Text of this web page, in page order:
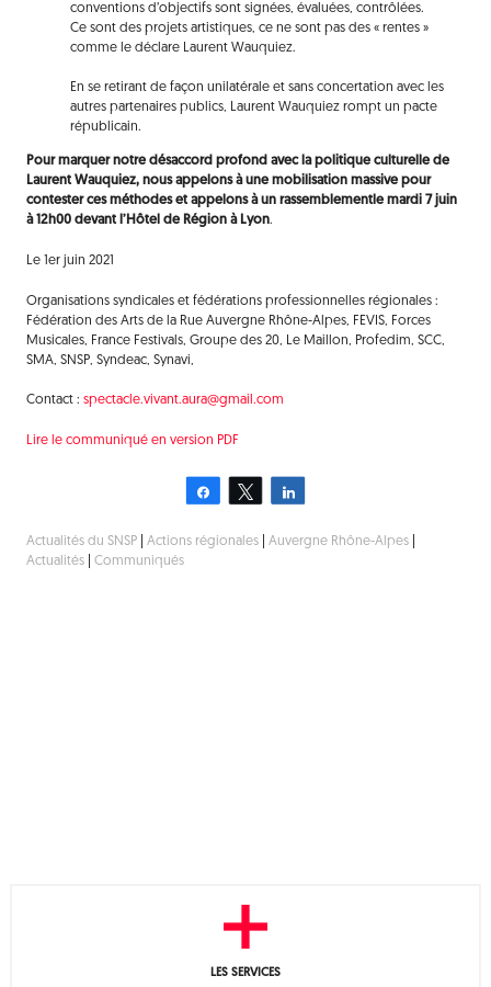
conventions d’objectifs sont signées, évaluées, contrôlées.
Ce sont des projets artistiques, ce ne sont pas des « rentes »
comme le déclare Laurent Wauquiez.
En se retirant de façon unilatérale et sans concertation avec les
autres partenaires publics, Laurent Wauquiez rompt un pacte
républicain.
Pour marquer notre désaccord profond avec la politique culturelle de
Laurent Wauquiez, nous appelons à une mobilisation massive pour
contester ces méthodes et appelons à un rassemblementle mardi 7 juin
à 12h00 devant l’Hôtel de Région à Lyon.
Le 1er juin 2021
Organisations syndicales et fédérations professionnelles régionales :
Fédération des Arts de la Rue Auvergne Rhône-Alpes, FEVIS, Forces
Musicales, France Festivals, Groupe des 20, Le Maillon, Profedim, SCC,
SMA, SNSP, Syndeac, Synavi,
Contact : spectacle.vivant.aura@gmail.com
Lire le communiqué en version PDF
Partagez Tweetez
Actualités du SNSP| Actions régionales| Auvergne Rhône-Alpes|
Actualités| Communiqués
LES SERVICES